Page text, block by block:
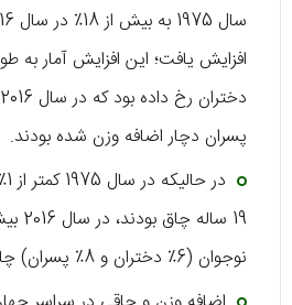
افزایش یافت؛ این افزایش آمار به
پسران دچار اضافه وزن شده بودند.
نوجوان (6٪ دختران و 8٪ پسران) چاق بودند.